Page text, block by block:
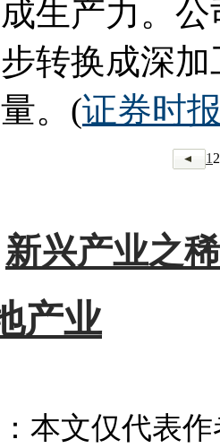
生产力。
转换成深
。(证券时
1 2
新兴产业之
产业
本文仅代表